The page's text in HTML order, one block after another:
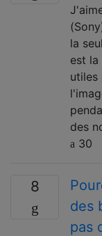
la
est la
utiles
des
30
8
des
pas